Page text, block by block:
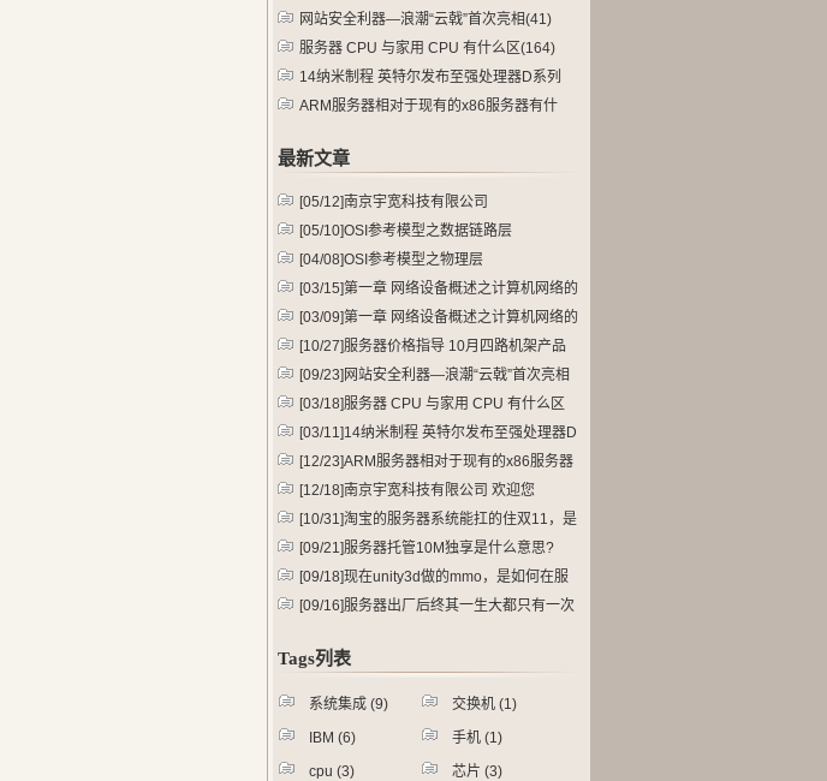
网站安全利器—浪潮“云戟”首次亮相(41)
服务器 CPU 与家用 CPU 有什么区(164)
14纳米制程 英特尔发布至强处理器D系列
(60)
ARM服务器相对于现有的x86服务器有什
最新文章
[05/12]南京宇宽科技有限公司
[05/10]OSI参考模型之数据链路层
[04/08]OSI参考模型之物理层
[03/15]第一章 网络设备概述之计算机网络的
体系结构
[03/09]第一章 网络设备概述之计算机网络的
发展过程
[10/27]服务器价格指导 10月四路机架产品
选购
[09/23] 网站安全利器—浪潮“云戟”首次亮相
[03/18]服务器 CPU 与家用 CPU 有什么区
别？
[03/11]14纳米制程 英特尔发布至强处理器D
系列
[12/23]ARM服务器相对于现有的x86服务器
有什么优缺点，发展前景如何？
[12/18]南京宇宽科技有限公司 欢迎您
[10/31]淘宝的服务器系统能扛的住双11，是
不是意味着他平时有很系统资源是闲置的？
[09/21]服务器托管10M独享是什么意思?
[09/18]现在unity3d做的mmo，是如何在服
务器端做碰撞检测或nav mesh寻路的？
[09/16]服务器出厂后终其一生大都只有一次
强的运行N年不宕机呢？
Tags列表
系统集成 (9) 交换机 (1)
IBM (6) 手机 (1)
cpu (3) 芯片 (3)